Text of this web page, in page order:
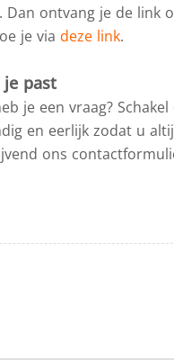
Dan ontvang je de
je via deze link.
past
je een vraag?
en eerlijk zodat u
ons